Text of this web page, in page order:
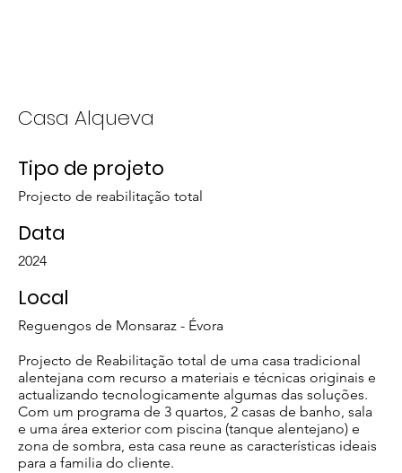
Casa Alqueva
Tipo de projeto
Projecto de reabilitação total
Data
2024
Local
Reguengos de Monsaraz - Évora
Projecto de Reabilitação total de uma casa tradicional
alentejana com recurso a materiais e técnicas originais e
actualizando tecnologicamente algumas das soluções.
Com um programa de 3 quartos, 2 casas de banho, sala
e uma área exterior com piscina (tanque alentejano) e
zona de sombra, esta casa reune as características ideais
para a familia do cliente.